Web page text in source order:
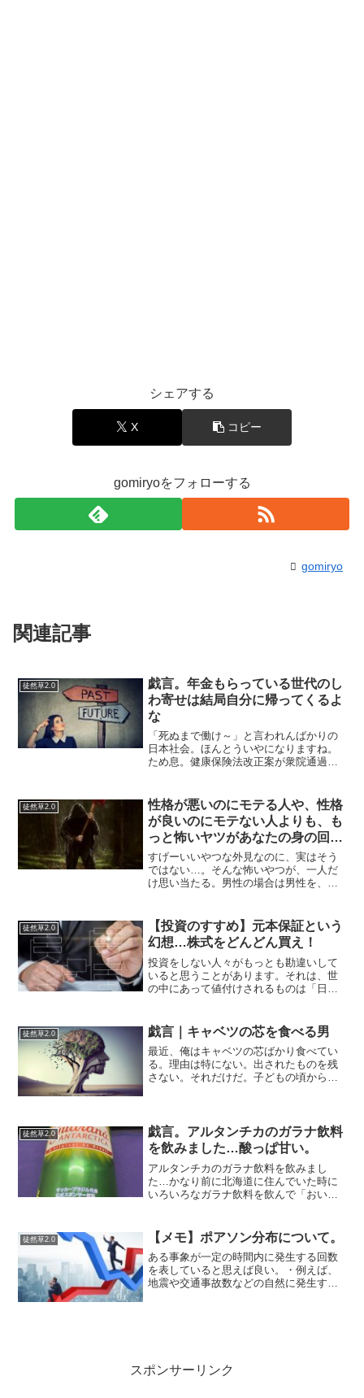
シェアする
X コピー
gomiryoをフォローする
gomiryo
関連記事
徒然草2.0
戯言。年金もらっている世代のし
わ寄せは結局自分に帰ってくるよ
な
「死ぬまで働け～」と言われんばかりの
日本社会。ほんとういやになりますね。
ため息。健康保険法改正案が衆院通過
ほうが損をするとか謎すぎる…。年金6万
円で暮らす日本人がか...
徒然草2.0
性格が悪いのにモテる人や、性格
が良いのにモテない人よりも、も
っと怖いヤツがあなたの身の回り
にはいるか？
すげーいいやつな外見なのに、実はそう
ではない…。そんな怖いやつが、一人だ
け思い当たる。男性の場合は男性を、女
「性格が悪いのにモテる人」に触れてお
きたい。性格が悪いのにモ...
徒然草2.0
【投資のすすめ】元本保証という
幻想…株式をどんどん買え！
投資をしない人々がもっとも勘違いして
いると思うことがあります。それは、世
の中にあって値付けされるものは「日々
て"変わっています。ドルと円という比較
的安定した通貨でも、1...
徒然草2.0 戯言｜キャベツの芯を食べる男
最近、俺はキャベツの芯ばかり食べてい
る。理由は特にない。出されたものを残
さない。それだけだ。子どもの頃からそ
米も、塩辛いおかずも、焦...
徒然草2.0
戯言。アルタンチカのガラナ飲料
を飲みました…酸っぱ甘い。
アルタンチカのガラナ飲料を飲みまし
た…かなり前に北海道に住んでいた時に
いろいろなガラナ飲料を飲んで「おいし
つか飲みたいと思っていましたが忘れて
いて、ふと見かけたので…そ...
徒然草2.0 【メモ】ポアソン分布について。
ある事象が一定の時間内に発生する回数
を表していると思えば良い。・例えば、
地震や交通事故数などの自然に発生する
スポンサーリンク